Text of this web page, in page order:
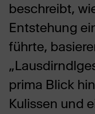
beschreibt,
Entstehung
führte,
prima Blick
Kulissen und